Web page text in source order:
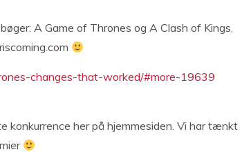
A Game of Thrones og A Clash of Kings,
changes-that-worked/#more-19639
konkurrence her på hjemmesiden. Vi har tænkt